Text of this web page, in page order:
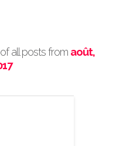
all posts from août,